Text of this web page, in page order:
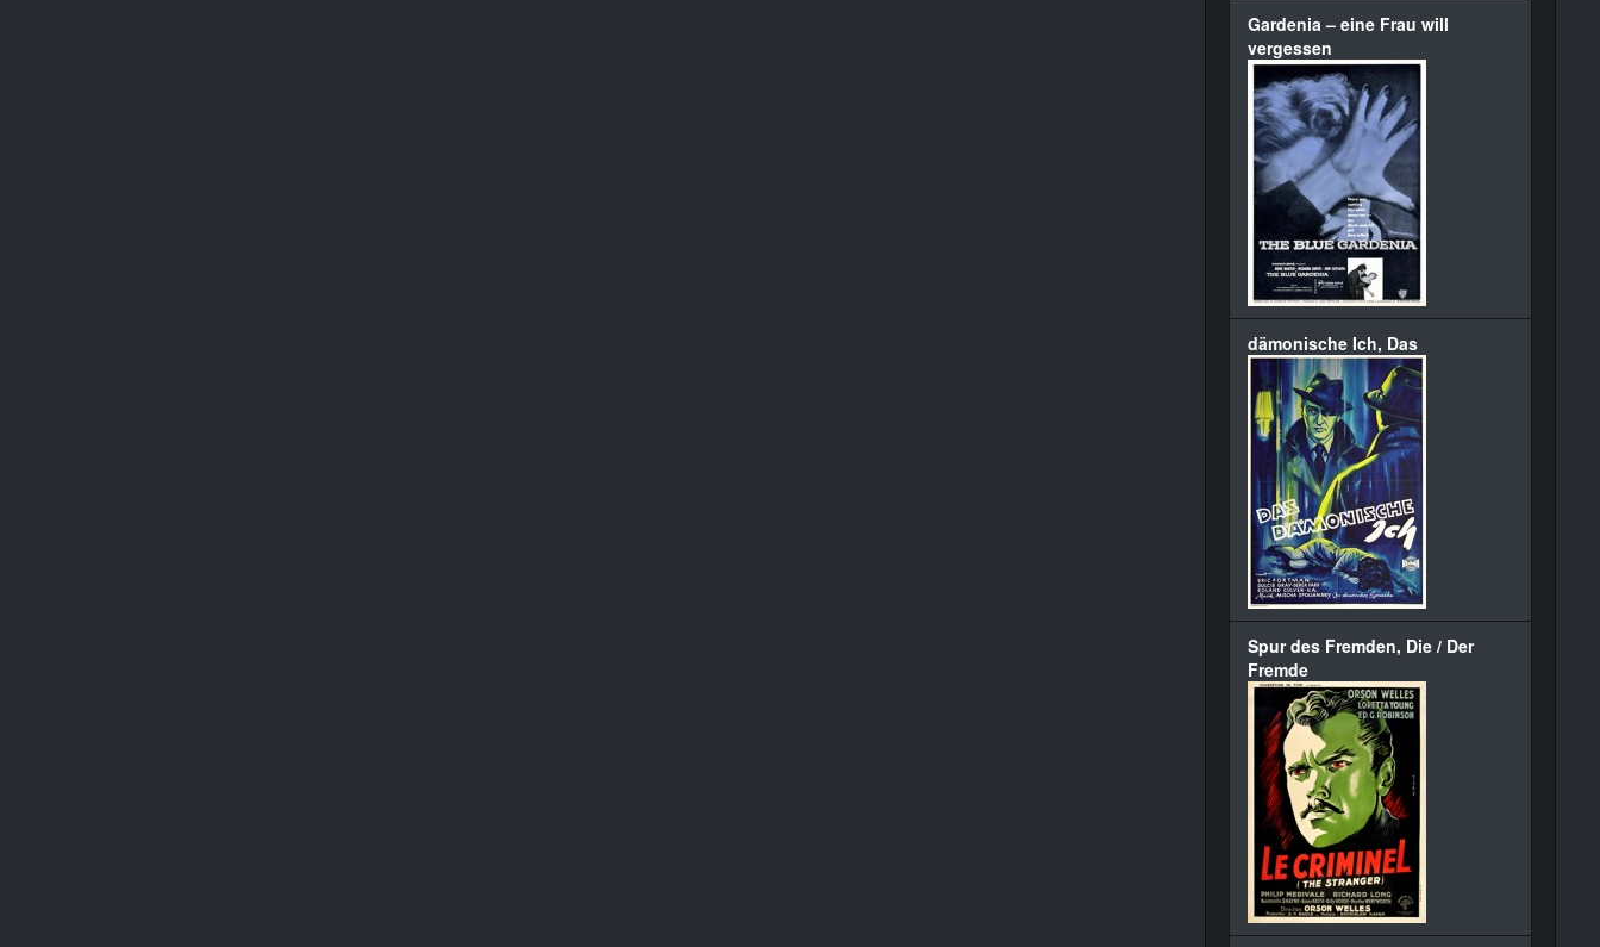
Gardenia – eine Frau will
vergessen
dämonische Ich, Das
Spur des Fremden, Die / Der
Fremde